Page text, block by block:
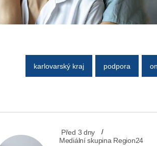
karlovarský kraj podpora
Před 3 dny
Mediální skupina Region24